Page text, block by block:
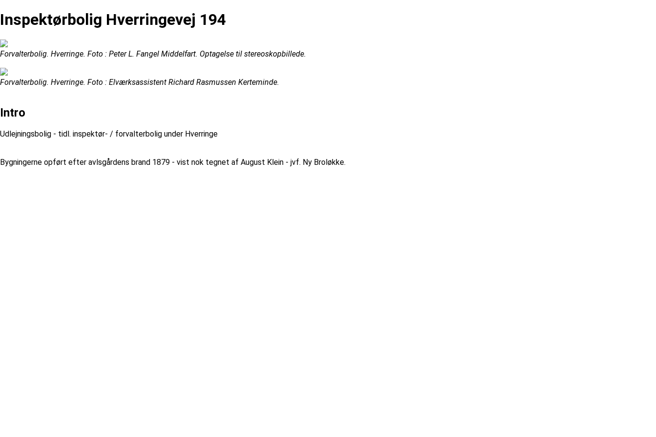
Inspektørbolig Hverringevej 194
Forvalterbolig. Hverringe. Foto : Peter L. Fangel Middelfart. Optagelse til stereoskopbillede.
Forvalterbolig. Hverringe. Foto : Elværksassistent Richard Rasmussen Kerteminde.
Intro
Udlejningsbolig - tidl. inspektør- / forvalterbolig under Hverringe
Bygningerne opført efter avlsgårdens brand 1879 - vist nok tegnet af August Klein - jvf. Ny Broløkke.